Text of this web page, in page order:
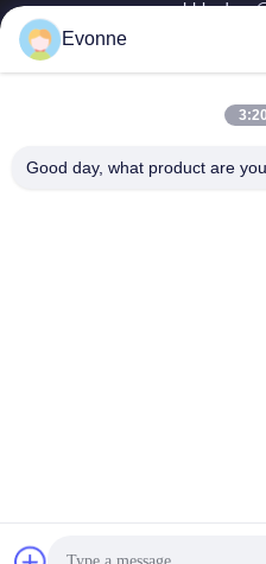
cyclones
industriels
dépoussiérage
N°
industrielles Fournisseur. © de
Evonne
Good day, what product are